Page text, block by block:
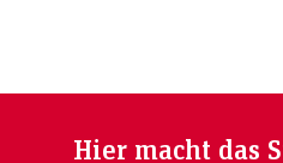
Hier macht das